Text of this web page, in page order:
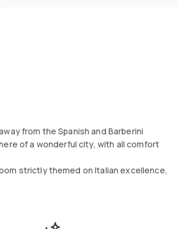
from the Spanish and Barberini
of a wonderful city, with all comfort
strictly themed on Italian excellence,